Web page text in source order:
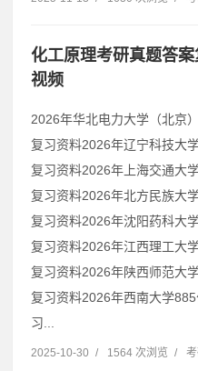
化工原理考研真题答
视频
2026年华北电力大学（北京
复习资料2026年辽宁科技大
复习资料2026年上海交通大
复习资料2026年北方民族大
复习资料2026年沈阳药科大
复习资料2026年江西理工大
复习资料2026年陕西师范大
复习资料2026年西南大学
习...
2025-10-30 / 1564 次浏览 /